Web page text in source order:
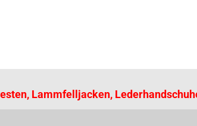
Lammfelljacken,